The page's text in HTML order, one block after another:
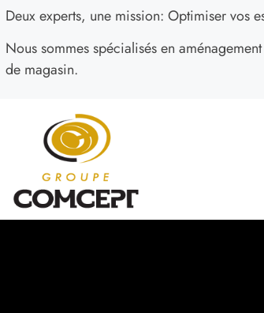
Deux experts, une mission: Optimiser vos
Nous sommes spécialisés en
de magasin.